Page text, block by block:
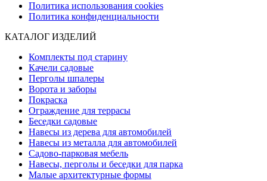
Политика использования cookies
Политика конфиденциальности
КАТАЛОГ ИЗДЕЛИЙ
Комплекты под старину
Качели садовые
Перголы шпалеры
Ворота и заборы
Покраска
Ограждение для террасы
Беседки садовые
Навесы из дерева для автомобилей
Навесы из металла для автомобилей
Садово-парковая мебель
Навесы, перголы и беседки для парка
Малые архитектурные формы